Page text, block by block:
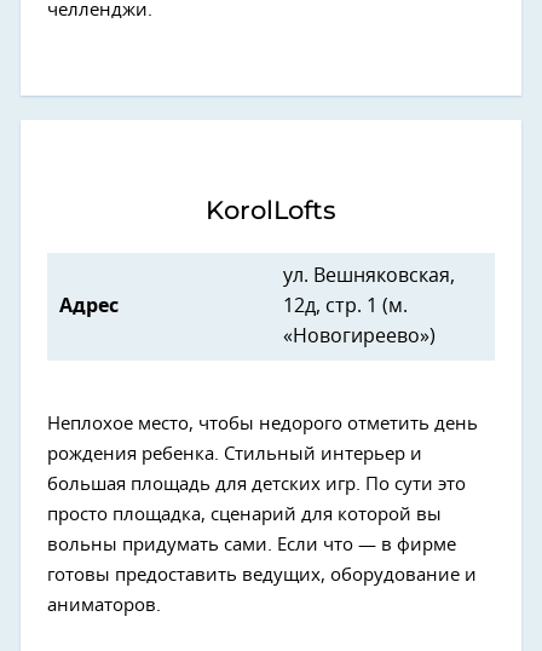
челленджи.
KorolLofts
Адрес
ул. Вешняковская,
12д, стр. 1 (м.
«Новогиреево»)
Неплохое место, чтобы недорого отметить день
рождения ребенка. Стильный интерьер и
большая площадь для детских игр. По сути это
просто площадка, сценарий для которой вы
вольны придумать сами. Если что — в фирме
готовы предоставить ведущих, оборудование и
аниматоров.